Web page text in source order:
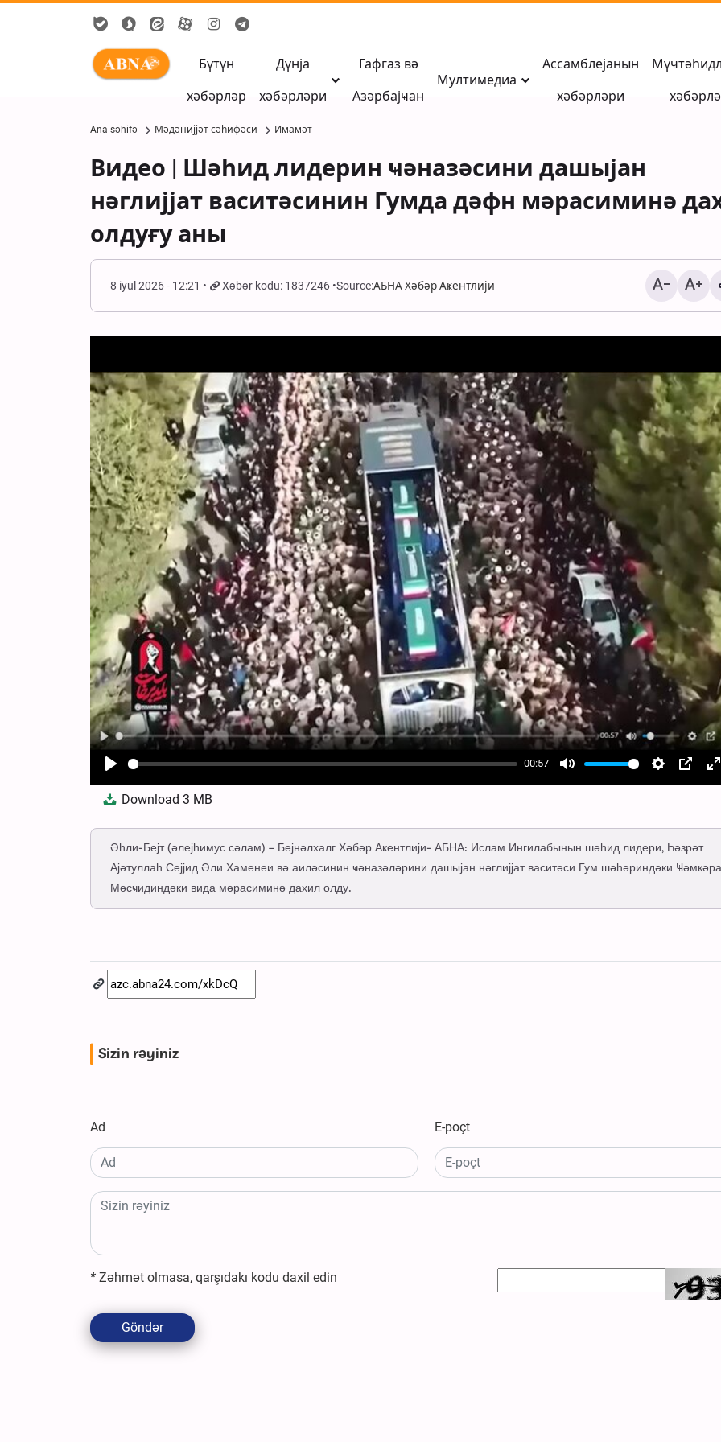
Бүтүн
хәбәрләр
Дүнја
хәбәрләри
Гафгаз вә
Азәрбајҹан
Мултимедиа
Ассамблејанын
хәбәрләри
Ana səhifə Мәдәнијјәт сәһифәси Имамәт
Видео | Шәһид лидерин ҹәназәсини дашыјан
нәглијјат васитәсинин Гумда дәфн мәрасиминә
олдуғу аны
8 iyul 2026 - 12:21 Xəbər kodu: 1837246 Source:АБНА Хәбәр Аҝентлији
Play
00:57
Mute Settings
PIP
Download3 MB
Әһли-Бејт (әлејһимус сәлам) – Бејнәлхалг Хәбәр Аҝентлији- АБНА: Ислам Ингилабынын шәһид лидери, Һәзрәт
Ајәтуллаһ Сејјид Әли Хаменеи вә аиләсинин ҹәназәләрини дашыјан нәглијјат васитәси Гум шәһәриндәки
Мәсҹидиндәки вида мәрасиминә дахил олду.
Sizin rəyiniz
Ad E-poçt
* Zəhmət olmasa, qarşıdakı kodu daxil edin
Göndər
јахынлығындакы
чыхарылмасы